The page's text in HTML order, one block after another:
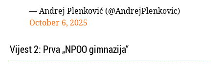
— Andrej Plenković (@AndrejPlenkovic)
October 6, 2025
Vijest 2: Prva „NPOO gimnazija“